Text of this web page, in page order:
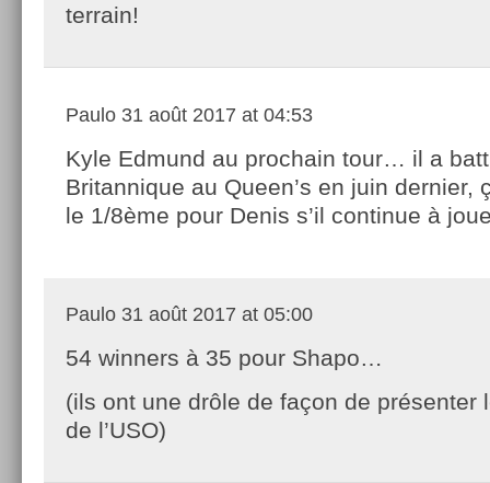
terrain!
Paulo 31 août 2017 at 04:53
Kyle Edmund au prochain tour… il a
Britannique au Queen’s en juin dernier,
le 1/8ème pour Denis s’il continue à
Paulo 31 août 2017 at 05:00
54 winners à 35 pour Shapo…
(ils ont une drôle de façon de présenter
de l’USO)